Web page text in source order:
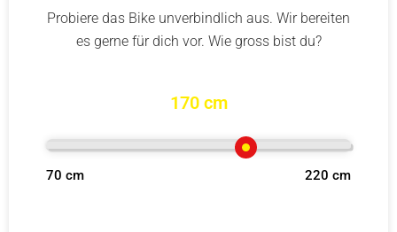
Probiere das Bike unverbindlich aus. Wir bereiten
es gerne für dich vor. Wie gross bist du?
170 cm
70 cm 220 cm